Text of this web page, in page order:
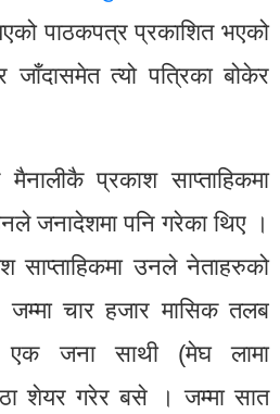
पाठकपत्र प्रकाशित भएको
त्यो पत्रिका बोकेर
प्रकाश साप्ताहिकमा
जनादेशमा पनि गरेका थिए ।
साप्ताहिकमा उनले नेताहरुको
जम्मा चार हजार मासिक तलब
एक जना साथी (मेघ लामा
शेयर गरेर बसे । जम्मा सात